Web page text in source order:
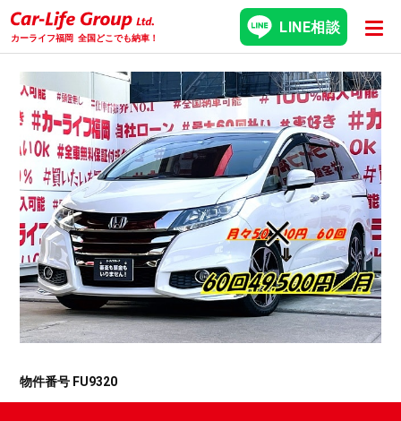
カーライフ福岡 全国どこでも納車！
LINE相談
物件番号 FU9320